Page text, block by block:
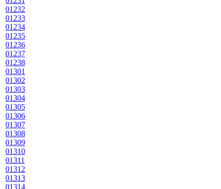
01232
01233
01234
01235
01236
01237
01238
01301
01302
01303
01304
01305
01306
01307
01308
01309
01310
01311
01312
01313
01314